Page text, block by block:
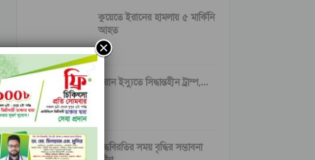
কুয়েতে ইরানের হামলায় ৫ মার্কিনি
আহত
ইরান ইস্যুতে সিদ্ধান্তহীন ট্রাম্প,…
যুদ্ধবিরতির সময় বৃদ্ধির সম্ভাবনা